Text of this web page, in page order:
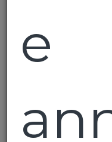
€ 3,60
e